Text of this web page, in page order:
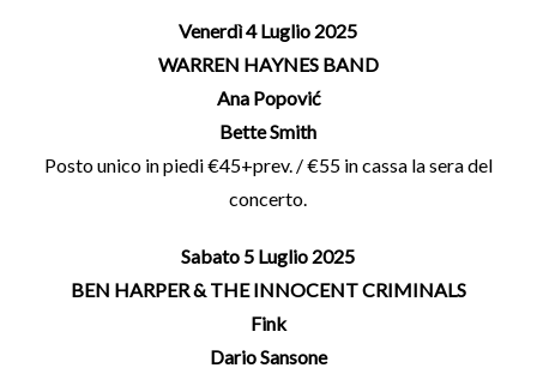
Venerdì 4 Luglio 2025
WARREN HAYNES BAND
Ana Popović
Bette Smith
Posto unico in piedi €45+prev. / €55 in cassa la sera del
concerto.
Sabato 5 Luglio 2025
BEN HARPER & THE INNOCENT CRIMINALS
Fink
Dario Sansone